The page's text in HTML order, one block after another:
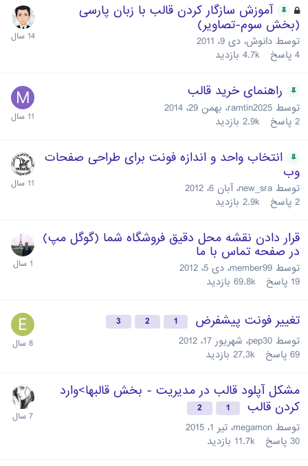
آموزش سازگار کردن قالب با زبان پارسی
(بخش سوم-تصاویر)
توسط دانوش، دی 9، 2011
4 پاسخ 4.7k بازدید
راهنمای خرید قالب
توسط ramtin2025، بهمن 29، 2014
2 پاسخ 2.9k بازدید
انتخاب واحد و اندازه‌ فونت برای طراحی صفحات
وب
توسط new_sra،آبان 6، 2012
2 پاسخ 2.9k بازدید
قرار دادن نقشه محل دقیق فروشگاه شما (گوگل مپ)
در صفحه تماس با ما
توسط member99، دی 5، 2012
19 پاسخ 69.8k بازدید
تغییر فونت پیشفرض 1
2
3
توسط pep30، شهریور 17، 2012
69 پاسخ 27.3k بازدید
مشکل آپلود قالب در مدیریت - بخش قالبها>وارد
کردن قالب
1
2
توسط megamon، تیر 1، 2015
30 پاسخ 11.7k بازدید